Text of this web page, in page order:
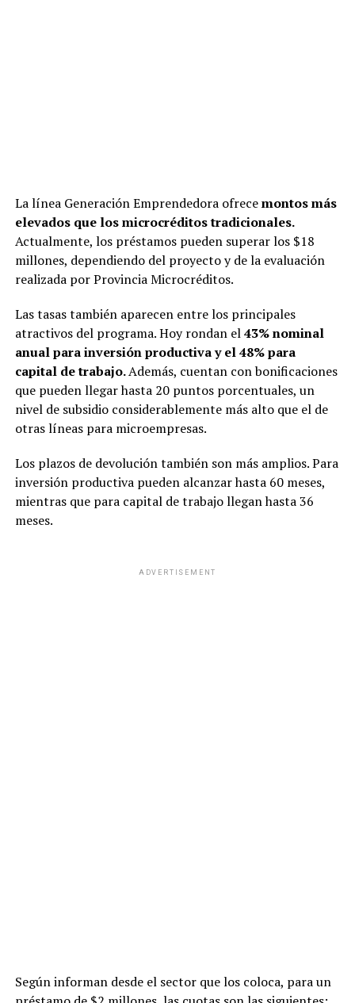
La línea Generación Emprendedora ofrecemontos más
elevados que los microcréditos tradicionales.
Actualmente, los préstamos pueden superar los $18
millones, dependiendo del proyecto y de la evaluación
realizada por Provincia Microcréditos.
Las tasas también aparecen entre los principales
atractivos del programa. Hoy rondan el43% nominal
anual para inversión productiva y el 48% para
capital de trabajo.Además, cuentan con bonificaciones
que pueden llegar hasta 20 puntos porcentuales, un
nivel de subsidio considerablemente más alto que el de
otras líneas para microempresas.
Los plazos de devolución también son más amplios. Para
inversión productiva pueden alcanzar hasta 60 meses,
mientras que para capital de trabajo llegan hasta 36
meses.
ADVERTISEMENT
Según informan desde el sector que los coloca, para un